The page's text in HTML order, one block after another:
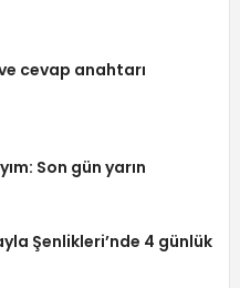
cevap anahtarı
Son gün yarın
Şenlikleri’nde 4 günlük